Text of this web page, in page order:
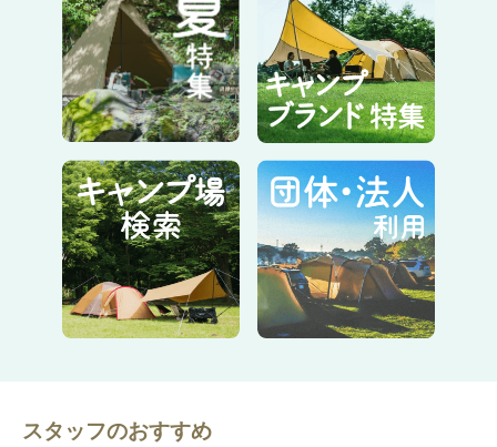
水辺のアクティビティで
👉水場でも安定して歩け、濡れてもそのまま行動できるため、
移動からアクティビティ中まで安心して使用できます。
■ ニューポート譲りの安心設計
KEENを代表するモデル「ニューポート」の設計思想を継承。
トウ・プロテクションにより、石やペグなどから足先をしっかり
ガード。
■ サンダルなのにしっかり歩ける
スニーカーのような安定感に加え、クッション性のあるソールで
■ 水に強く、乾きやすい
スタッフのおすすめ